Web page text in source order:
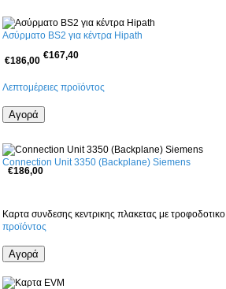
Ασύρματο BS2 για κέντρα Hipath
€186,00 €167,40
Λεπτομέρειες προϊόντος
Connection Unit 3350 (Backplane) Siemens
€186,00
Καρτα συνδεσης κεντρικης πλακετας με τροφοδοτικο
προϊόντος